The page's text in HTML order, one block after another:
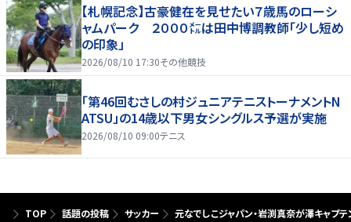
【札幌記念】古豪健在を見せたい７歳馬のローシ
ャムパーク ２０００㍍は田中博調教師「少し短め
の印象」
2026/08/10 17:30その他競技
「第46回むさしの村ジュニアテニストーナメントN
ATSU」の14歳以下男女シングルス予選が実施
2026/08/10 09:00テニス
TOP 話題の投稿 サッカー 元なでしこジャパン・岩渕真奈が澤キャプ